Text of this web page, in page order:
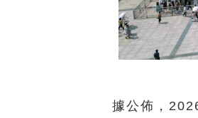
據公佈，